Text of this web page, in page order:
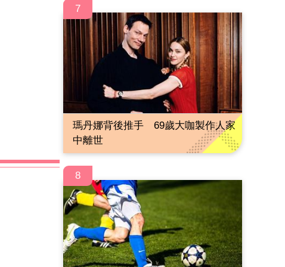
7
瑪丹娜背後推手 69歲大咖製作人家
中離世
8